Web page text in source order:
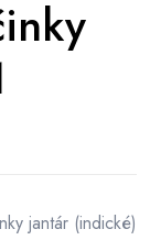
jantár (indické)